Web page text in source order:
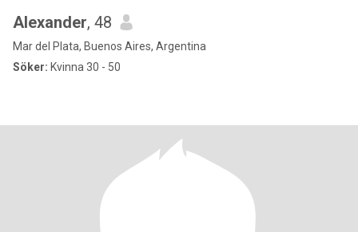
Alexander, 48
Mar del Plata, Buenos Aires, Argentina
Söker: Kvinna 30 - 50